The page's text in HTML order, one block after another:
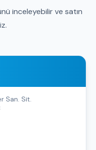
inceleyebilir ve satın
San. Sit.